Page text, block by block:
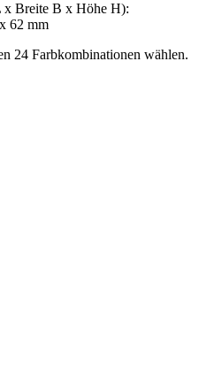
x Breite B x Höhe H):
62 mm
24 Farbkombinationen wählen.